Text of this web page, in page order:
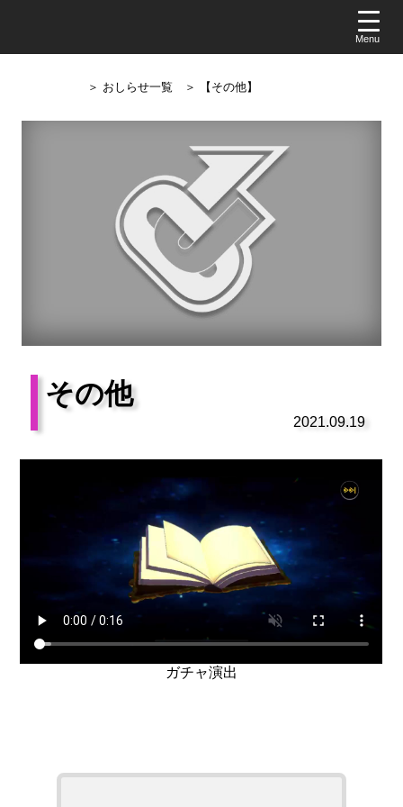
＞ おしらせ一覧 ＞ 【その他】
その他
2021.09.19
ガチャ演出